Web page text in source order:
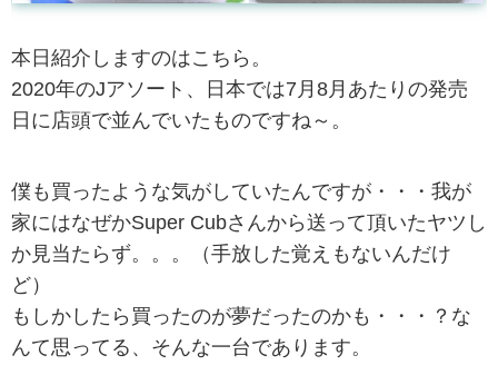
本日紹介しますのはこちら。
2020年のJアソート、日本では7月8月あたりの発売
日に店頭で並んでいたものですね～。
僕も買ったような気がしていたんですが・・・我が
家にはなぜかSuper Cubさんから送って頂いたヤツし
か見当たらず。。。（手放した覚えもないんだけ
ど）
もしかしたら買ったのが夢だったのかも・・・？な
んて思ってる、そんな一台であります。